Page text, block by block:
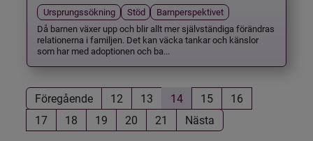
Ursprungssökning Stöd
Barnperspektivet
Då barnen växer upp och blir allt mer självständiga förändras
relationerna i familjen. Det kan väcka tankar och känslor
som har med adoptionen och ba...
Föregående 12 13 14 15
16
17
18 19 20 21 Nästa